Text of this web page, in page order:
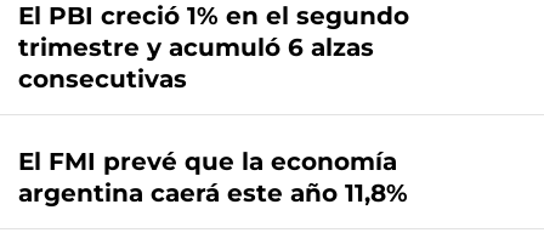
El PBI creció 1% en el segundo
trimestre y acumuló 6 alzas
consecutivas
El FMI prevé que la economía
argentina caerá este año 11,8%